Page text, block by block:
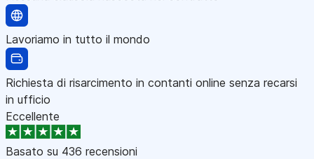
Lavoriamo in tutto il mondo
Richiesta di risarcimento in contanti online senza recarsi
in ufficio
Eccellente
Basato su 436 recensioni